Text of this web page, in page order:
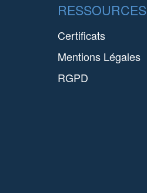
RESSOURCES
Certificats
Mentions Légales
RGPD